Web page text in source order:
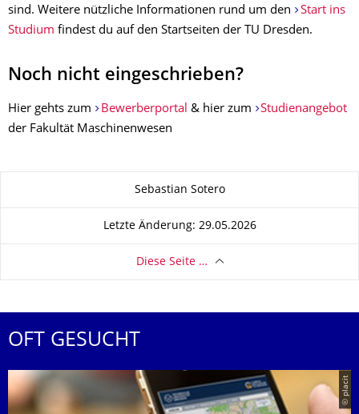
sind. Weitere nützliche Informationen rund um den
Start ins
Studium findest du auf den Startseiten der TU Dresden.
Noch nicht eingeschrieben?
Hier gehts zum Bewerberportal & hier zum
Studienangebot
der Fakultät Maschinenwesen
Sebastian Sotero
Letzte Änderung: 29.05.2026
Diese Seite …
OFT GESUCHT
© placit